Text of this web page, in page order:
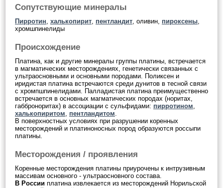
Сопутствующие минералы
Пирротин, халькопирит, пентландит, оливин, пироксены,
хромшпинелиды
Происхождение
Платина, как и другие минералы группы платины, встречается
в магматических месторождениях, генетически связанных с
ультраосновными и основными породами. Поликсен и
иридистая платина встречаются среди дунитов в тесной связи
с хромпшпинелидами. Палладистая платина преимущественно
встречается в основных магматических породах (норитах,
габброноритах) в ассоциации с сульфидами: пирротином,
халькопиритом, пентландитом.
В поверхностных условиях при разрушении коренных
месторождений и платиноносных пород образуются россыпи
платины.
Месторождения / проявления
Коренные месторождения платины приурочены к интрузивным
массивам основного - ультраосновного состава.
В России платина извлекается из месторождений Норильской